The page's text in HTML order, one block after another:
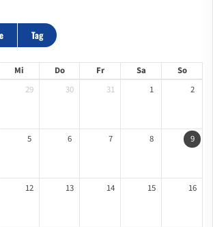
Tag
Mi Do Fr Sa
So
29 30 31 1 2
5 6 7 8 9
12 13 14 15 16